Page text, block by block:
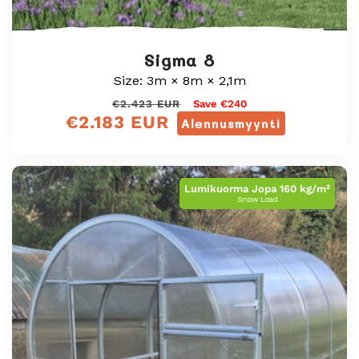
Sigma 8
Size: 3m × 8m × 2,1m
Normaali
hinta
€2.423 EUR Save €240
Alennusmyynti
Myyntihinta
€2.183 EUR
Lumikuorma Jopa 160 kg/m²
Snow Load